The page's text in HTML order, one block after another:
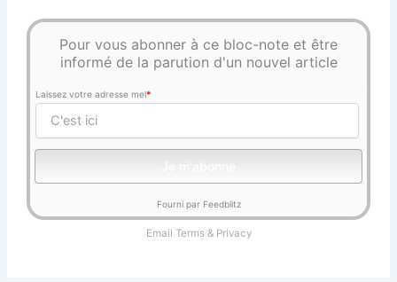
Pour vous abonner à ce bloc-note et être
informé de la parution d'un nouvel article
Laissez votre adresse mel*
Fourni par Feedblitz
Email Terms& Privacy